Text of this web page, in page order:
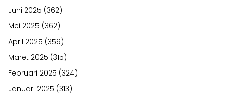
Juni 2025 (362)
Mei 2025 (362)
April 2025 (359)
Maret 2025 (315)
Februari 2025 (324)
Januari 2025 (313)